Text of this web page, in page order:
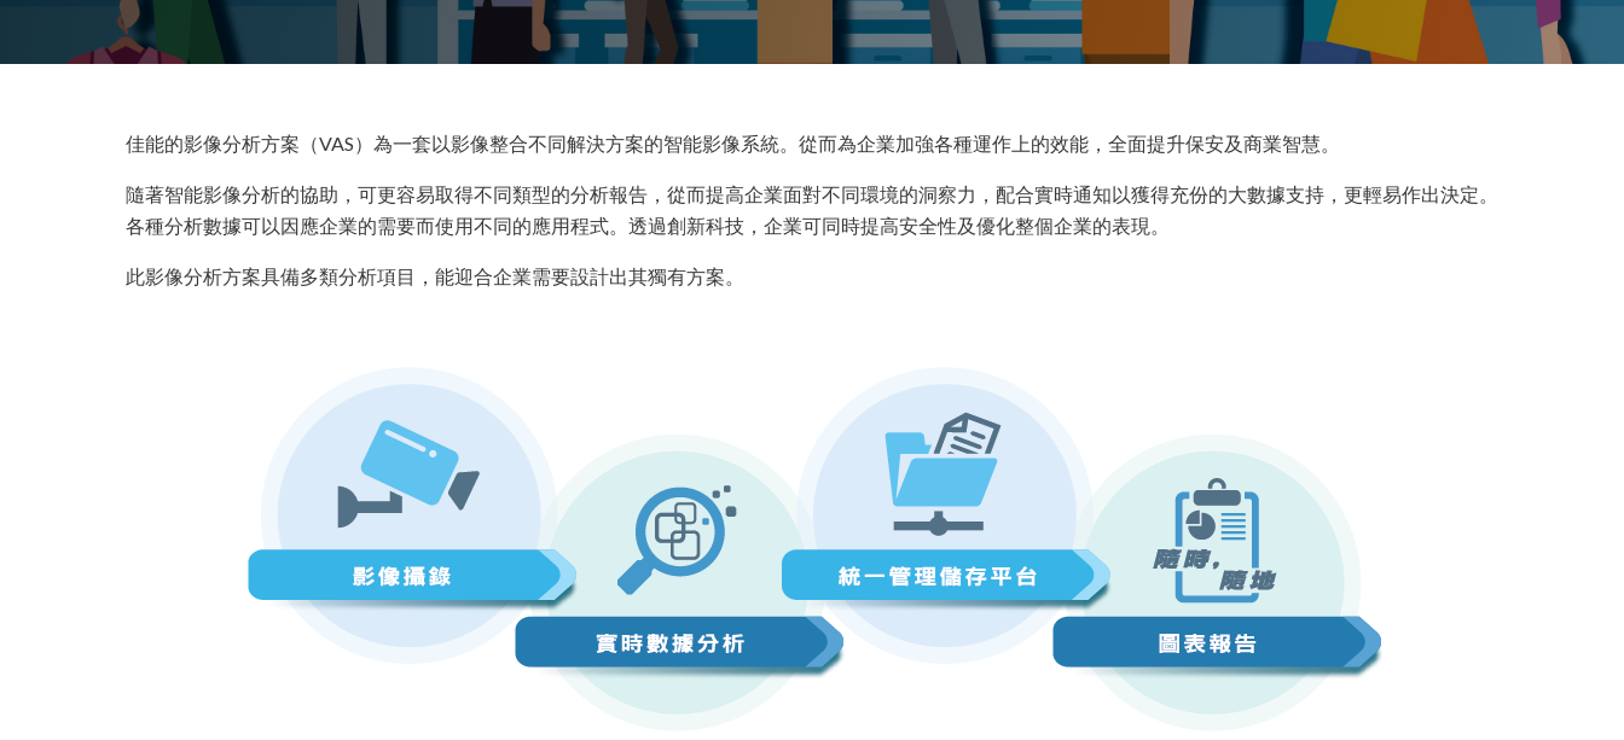
佳能的影像分析方案（VAS）為一套以影像整合不同解決方案的智能影像系統。從而為企業加強各種運作上的效能，全面提升保安及商業智慧。
隨著智能影像分析的協助，可更容易取得不同類型的分析報告，從而提高企業面對不同環境的洞察力，配合實時通知以獲得充份的大數據支持，更輕易作出決定。
各種分析數據可以因應企業的需要而使用不同的應用程式。透過創新科技，企業可同時提高安全性及優化整個企業的表現。
此影像分析方案具備多類分析項目，能迎合企業需要設計出其獨有方案。